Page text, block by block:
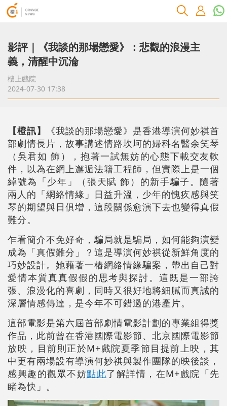
影評｜《我談的那場戀愛》：悲觀的浪漫主
義，清醒中沉淪
樓上戲院
2024-07-30 17:38
【橙訊】
《我談的那場戀愛》是香港導演何妙祺首
部劇情長片，故事講述情路坎坷的婦科名醫余笑琴
（吳君如 飾），抱著一試無妨的心態下載交友軟
件，以為在網上邂逅法籍工程師，但實際上是一個
綽號為「少年」（張天賦 飾）的新手騙子。隨著
兩人的「網絡情緣」日益升溫，少年的愧疚感與笑
琴的期望與日俱增，這段關係愈演下去也變得真假
難分。
乍看簡介不免好奇，騙局就是騙局，如何能夠演變
成為「真假難分」？這是導演何妙祺從新鮮角度的
巧妙設計。她藉著一樁網絡情緣騙案，帶出自己對
愛情本質真真假假的思考與探討。這既是一部誇
張、浪漫化的喜劇，同時又很好地將細膩而真誠的
深層情感傳達，是今年不可錯過的港產片。
這部電影是第六屆首部劇情電影計劃的專業組得獎
作品，此前曾在香港國際電影節、北京國際電影節
放映，目前則正於M+戲院夏季節目提前上映，其
中更有兩場設有導演何妙祺與製作團隊的映後談，
感興趣的觀眾不妨點此了解詳情，在M+戲院「先
睹為快」。